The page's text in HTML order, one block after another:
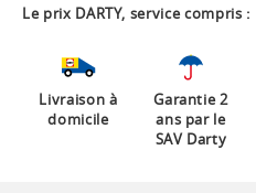
Le prix DARTY, service compris :
Livraison à
domicile
Garantie 2
ans par le
SAV Darty